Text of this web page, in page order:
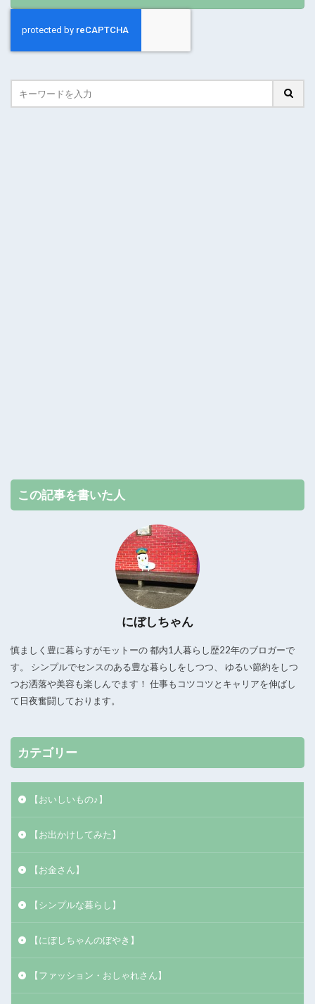
この記事を書いた人
にぼしちゃん
慎ましく豊に暮らすがモットーの 都内1人暮らし歴22年のブロガーで
す。 シンプルでセンスのある豊な暮らしをしつつ、 ゆるい節約をしつ
つお洒落や美容も楽しんでます！ 仕事もコツコツとキャリアを伸ばし
て日夜奮闘しております。
カテゴリー
【おいしいもの♪】
【お出かけしてみた】
【お金さん】
【シンプルな暮らし】
【にぼしちゃんのぼやき】
【ファッション・おしゃれさん】